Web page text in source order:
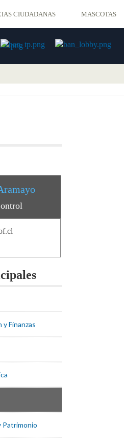
CIUDADANAS MASCOTAS
Finanzas
Patrimonio